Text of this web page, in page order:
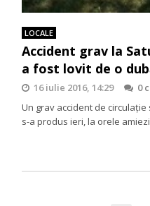
LOCALE
Accident grav la
a fost lovit de o
16 iulie 2016, 14:29
0
Un grav accident de
s-a produs ieri, la orele